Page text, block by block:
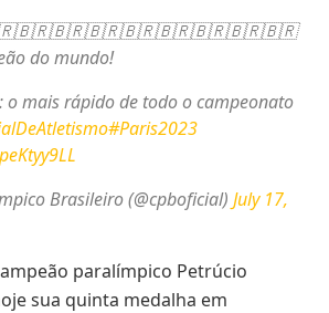
do mundo!
o mais rápido de todo o campeonato
#Paris2023
Brasileiro (@cpboficial) July 17,
paralímpico Petrúcio
sua quinta medalha em